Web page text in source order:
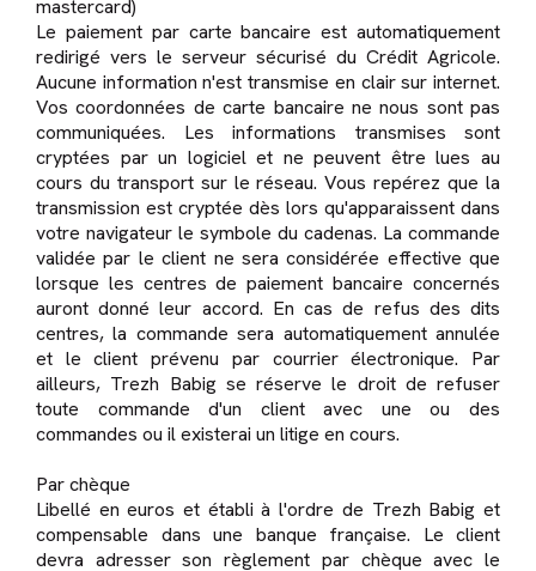
mastercard)
Le paiement par carte bancaire est automatiquement
redirigé vers le serveur sécurisé du Crédit Agricole.
Aucune information n'est transmise en clair sur internet.
Vos coordonnées de carte bancaire ne nous sont pas
communiquées. Les informations transmises sont
cryptées par un logiciel et ne peuvent être lues au
cours du transport sur le réseau. Vous repérez que la
transmission est cryptée dès lors qu'apparaissent dans
votre navigateur le symbole du cadenas. La commande
validée par le client ne sera considérée effective que
lorsque les centres de paiement bancaire concernés
auront donné leur accord. En cas de refus des dits
centres, la commande sera automatiquement annulée
et le client prévenu par courrier électronique. Par
ailleurs, Trezh Babig se réserve le droit de refuser
toute commande d'un client avec une ou des
commandes ou il existerai un litige en cours.
Par chèque
Libellé en euros et établi à l'ordre de Trezh Babig et
compensable dans une banque française. Le client
devra adresser son règlement par chèque avec le